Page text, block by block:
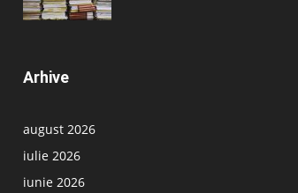
Arhive
august 2026
iulie 2026
iunie 2026